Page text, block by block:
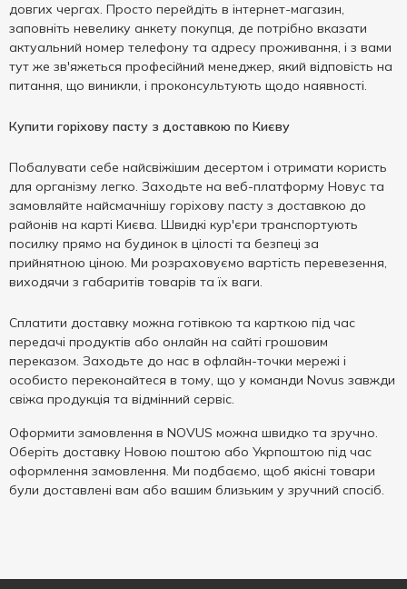
довгих чергах. Просто перейдіть в інтернет-магазин,
заповніть невелику анкету покупця, де потрібно вказати
актуальний номер телефону та адресу проживання, і з вами
тут же зв'яжеться професійний менеджер, який відповість на
питання, що виникли, і проконсультують щодо наявності.
Купити горіхову пасту з доставкою по Києву
Побалувати себе найсвіжішим десертом і отримати користь
для організму легко. Заходьте на веб-платформу Новус та
замовляйте найсмачнішу горіхову пасту з доставкою до
районів на карті Києва. Швидкі кур'єри транспортують
посилку прямо на будинок в цілості та безпеці за
прийнятною ціною. Ми розраховуємо вартість перевезення,
виходячи з габаритів товарів та їх ваги.
Сплатити доставку можна готівкою та карткою під час
передачі продуктів або онлайн на сайті грошовим
переказом. Заходьте до нас в офлайн-точки мережі і
особисто переконайтеся в тому, що у команди Novus завжди
свіжа продукція та відмінний сервіс.
Оформити замовлення в NOVUS можна швидко та зручно.
Оберіть доставку Новою поштою або Укрпоштою під час
оформлення замовлення. Ми подбаємо, щоб якісні товари
були доставлені вам або вашим близьким у зручний спосіб.